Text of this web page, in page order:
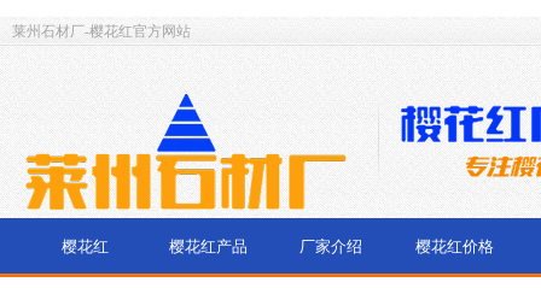
莱州石材厂-樱花红官方网站
樱花红 樱花红产品 厂家介绍 樱花红价格